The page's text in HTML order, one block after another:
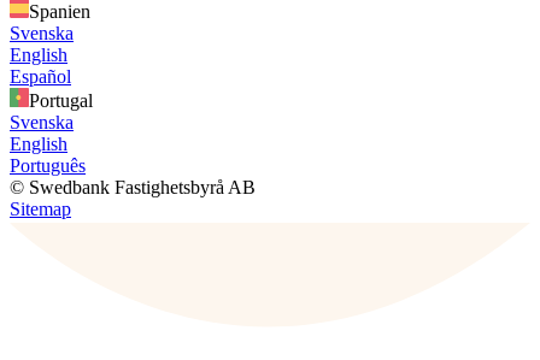
Spanien
Svenska
English
Español
Portugal
Svenska
English
Português
© Swedbank Fastighetsbyrå AB
Sitemap